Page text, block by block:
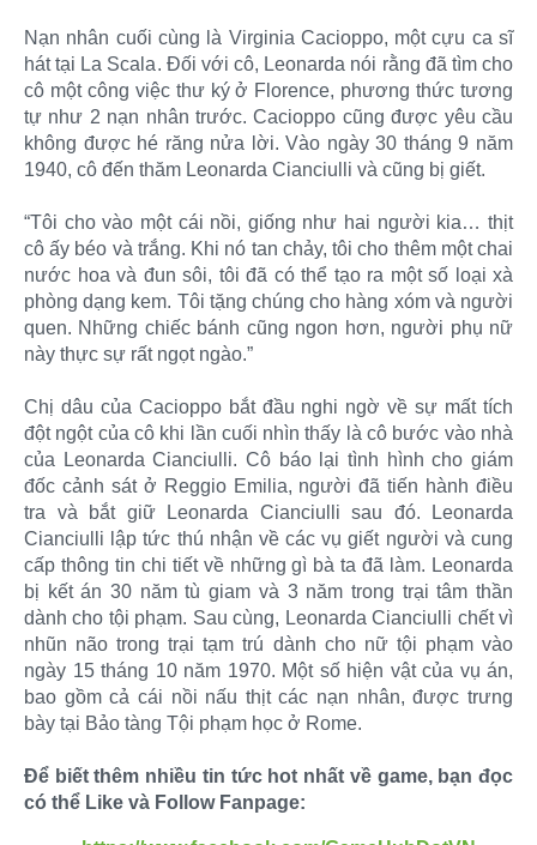
Nạn nhân cuối cùng là Virginia Cacioppo, một cựu ca sĩ
hát tại La Scala. Đối với cô, Leonarda nói rằng đã tìm cho
cô một công việc thư ký ở Florence, phương thức tương
tự như 2 nạn nhân trước. Cacioppo cũng được yêu cầu
không được hé răng nửa lời. Vào ngày 30 tháng 9 năm
1940, cô đến thăm Leonarda Cianciulli và cũng bị giết.
“Tôi cho vào một cái nồi, giống như hai người kia… thịt
cô ấy béo và trắng. Khi nó tan chảy, tôi cho thêm một chai
nước hoa và đun sôi, tôi đã có thể tạo ra một số loại xà
phòng dạng kem. Tôi tặng chúng cho hàng xóm và người
quen. Những chiếc bánh cũng ngon hơn, người phụ nữ
này thực sự rất ngọt ngào.”
Chị dâu của Cacioppo bắt đầu nghi ngờ về sự mất tích
đột ngột của cô khi lần cuối nhìn thấy là cô bước vào nhà
của Leonarda Cianciulli. Cô báo lại tình hình cho giám
đốc cảnh sát ở Reggio Emilia, người đã tiến hành điều
tra và bắt giữ Leonarda Cianciulli sau đó. Leonarda
Cianciulli lập tức thú nhận về các vụ giết người và cung
cấp thông tin chi tiết về những gì bà ta đã làm. Leonarda
bị kết án 30 năm tù giam và 3 năm trong trại tâm thần
dành cho tội phạm. Sau cùng, Leonarda Cianciulli chết vì
nhũn não trong trại tạm trú dành cho nữ tội phạm vào
ngày 15 tháng 10 năm 1970. Một số hiện vật của vụ án,
bao gồm cả cái nồi nấu thịt các nạn nhân, được trưng
bày tại Bảo tàng Tội phạm học ở Rome.
Để biết thêm nhiều tin tức hot nhất về game, bạn đọc
có thể Like và Follow Fanpage: